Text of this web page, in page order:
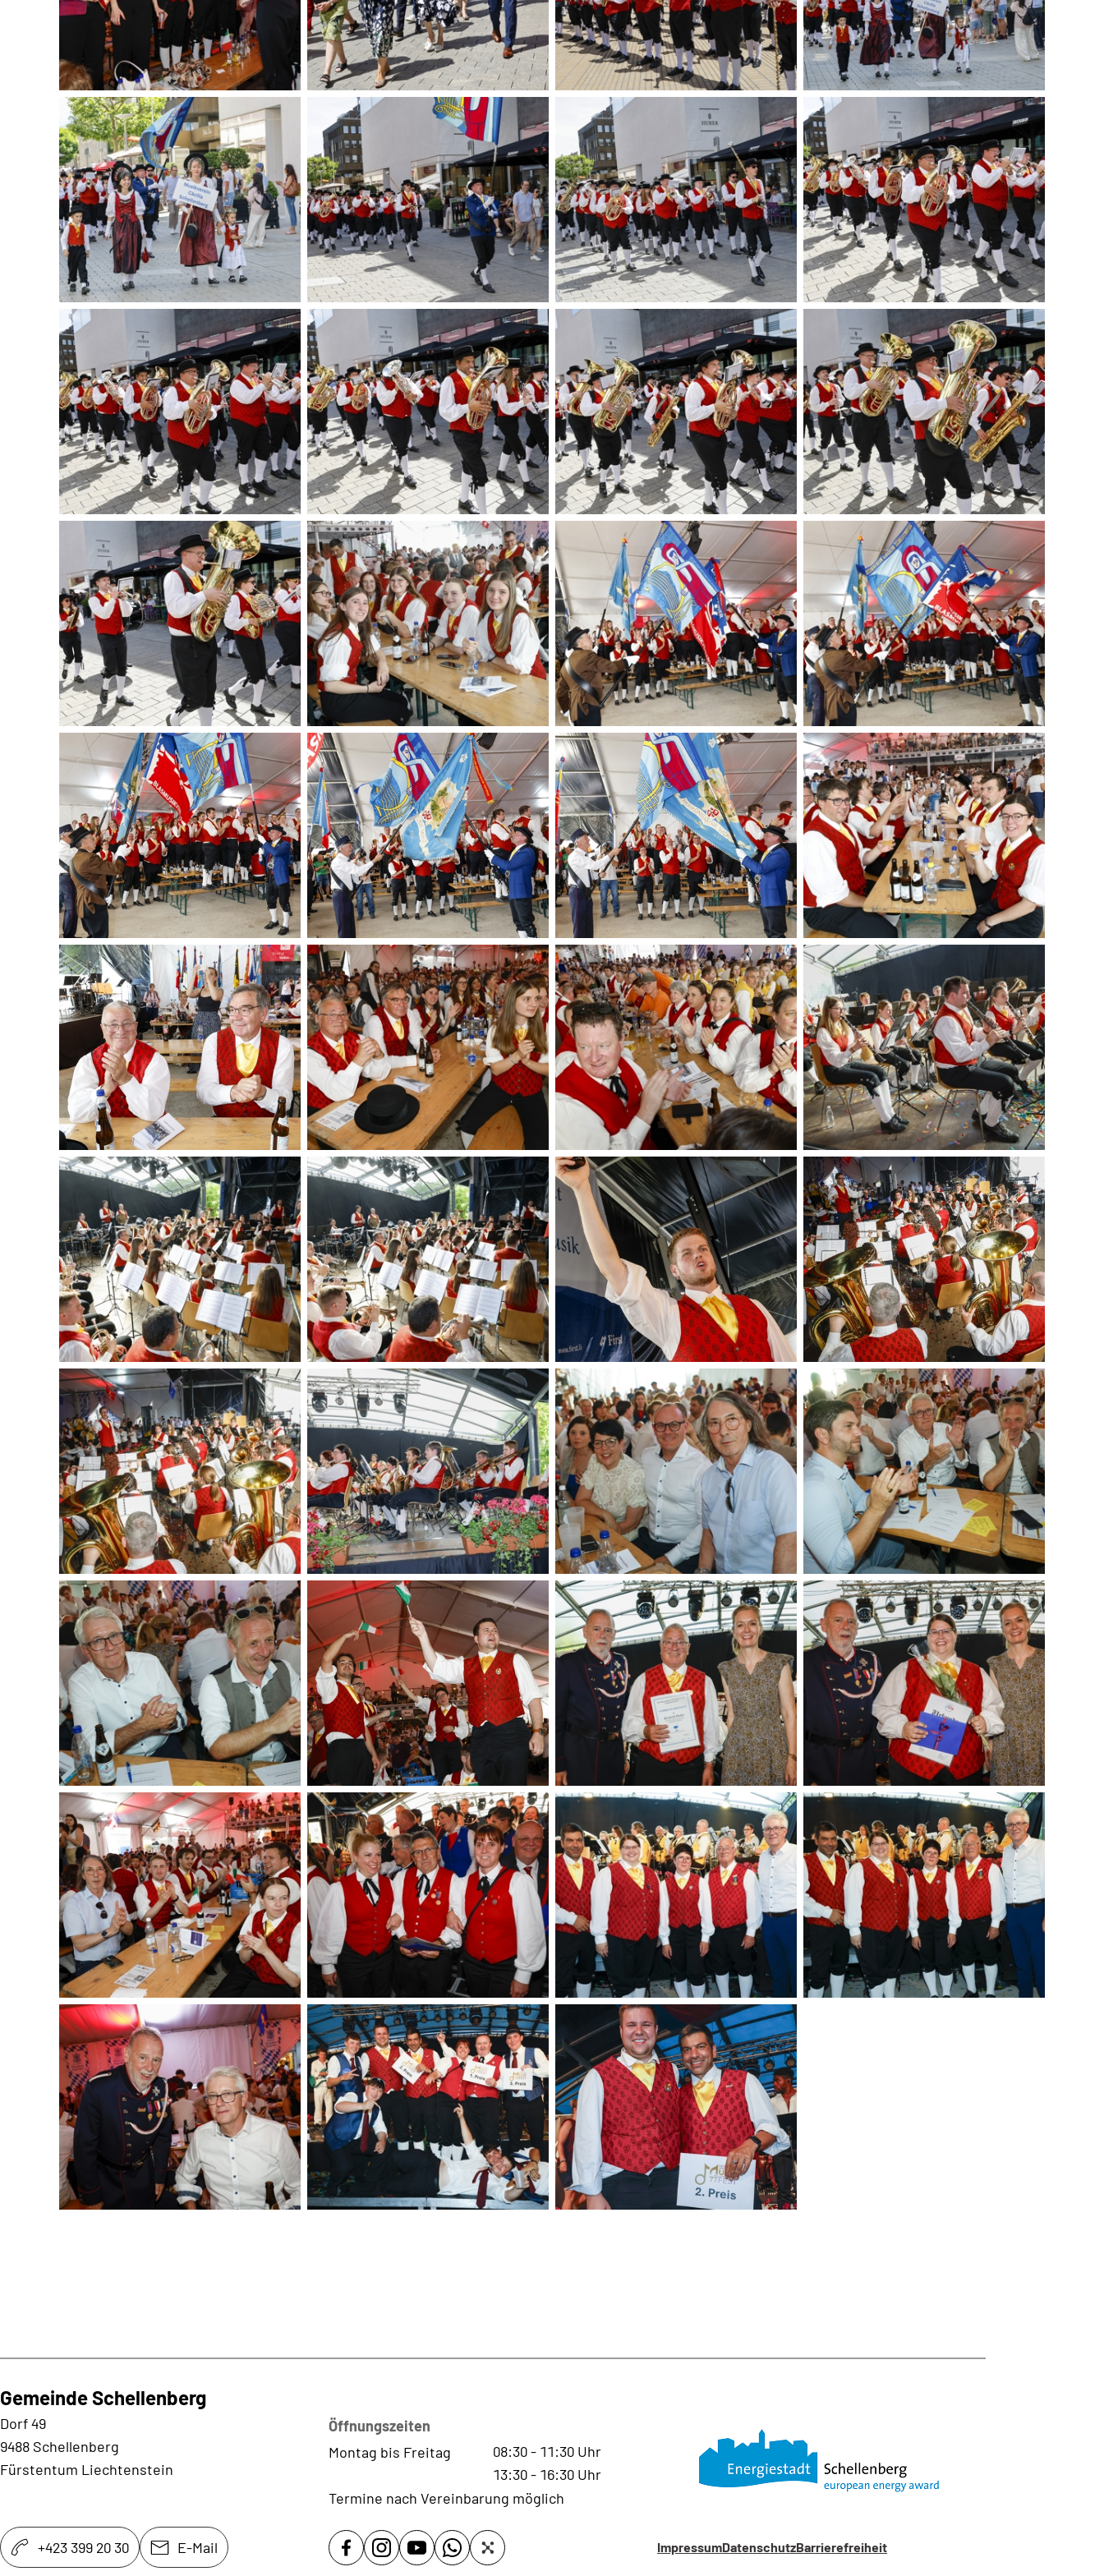
Gemeinde Schellenberg
Dorf 49
9488 Schellenberg
Fürstentum Liechtenstein
Öffnungszeiten
Montag bis Freitag
08:30- 11:30 Uhr
13:30- 16:30 Uhr
Termine nach Vereinbarung möglich
+423 399 20 30 E-Mail ImpressumDatenschutzBarrierefreiheit